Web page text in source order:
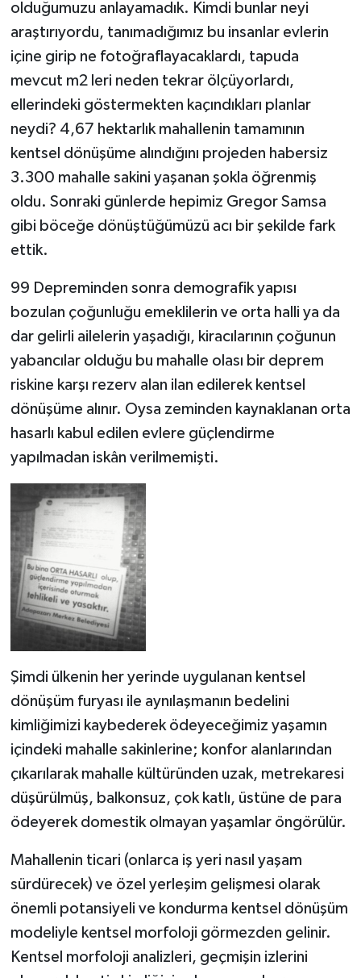
olduğumuzu anlayamadık. Kimdi bunlar neyi
araştırıyordu, tanımadığımız bu insanlar evlerin
içine girip ne fotoğraflayacaklardı, tapuda
mevcut m2 leri neden tekrar ölçüyorlardı,
ellerindeki göstermekten kaçındıkları planlar
neydi? 4,67 hektarlık mahallenin tamamının
kentsel dönüşüme alındığını projeden habersiz
3.300 mahalle sakini yaşanan şokla öğrenmiş
oldu. Sonraki günlerde hepimiz Gregor Samsa
gibi böceğe dönüştüğümüzü acı bir şekilde fark
ettik.
99 Depreminden sonra demografik yapısı
bozulan çoğunluğu emeklilerin ve orta halli ya da
dar gelirli ailelerin yaşadığı, kiracılarının çoğunun
yabancılar olduğu bu mahalle olası bir deprem
riskine karşı rezerv alan ilan edilerek kentsel
dönüşüme alınır. Oysa zeminden kaynaklanan orta
hasarlı kabul edilen evlere güçlendirme
yapılmadan iskân verilmemişti.
Şimdi ülkenin her yerinde uygulanan kentsel
dönüşüm furyası ile aynılaşmanın bedelini
kimliğimizi kaybederek ödeyeceğimiz yaşamın
içindeki mahalle sakinlerine; konfor alanlarından
çıkarılarak mahalle kültüründen uzak, metrekaresi
düşürülmüş, balkonsuz, çok katlı, üstüne de para
ödeyerek domestik olmayan yaşamlar öngörülür.
Mahallenin ticari (onlarca iş yeri nasıl yaşam
sürdürecek) ve özel yerleşim gelişmesi olarak
önemli potansiyeli ve kondurma kentsel dönüşüm
modeliyle kentsel morfoloji görmezden gelinir.
Kentsel morfoloji analizleri, geçmişin izlerini